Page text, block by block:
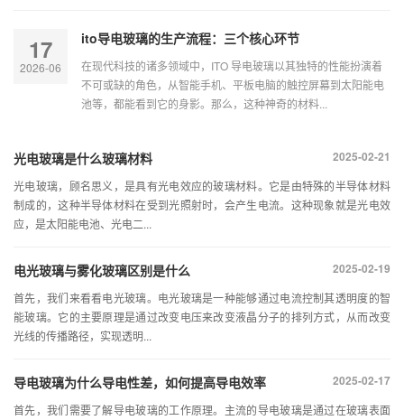
17
2026-06
ito导电玻璃的生产流程：三个核心环节
在现代科技的诸多领域中，ITO 导电玻璃以其独特的性能扮演着
不可或缺的角色，从智能手机、平板电脑的触控屏幕到太阳能电
池等，都能看到它的身影。那么，这种神奇的材料...
2025-02-21
光电玻璃是什么玻璃材料
光电玻璃，顾名思义，是具有光电效应的玻璃材料。它是由特殊的半导体材料
制成的，这种半导体材料在受到光照射时，会产生电流。这种现象就是光电效
应，是太阳能电池、光电二...
2025-02-19
电光玻璃与雾化玻璃区别是什么
首先，我们来看看电光玻璃。电光玻璃是一种能够通过电流控制其透明度的智
能玻璃。它的主要原理是通过改变电压来改变液晶分子的排列方式，从而改变
光线的传播路径，实现透明...
2025-02-17
导电玻璃为什么导电性差，如何提高导电效率
首先，我们需要了解导电玻璃的工作原理。主流的导电玻璃是通过在玻璃表面